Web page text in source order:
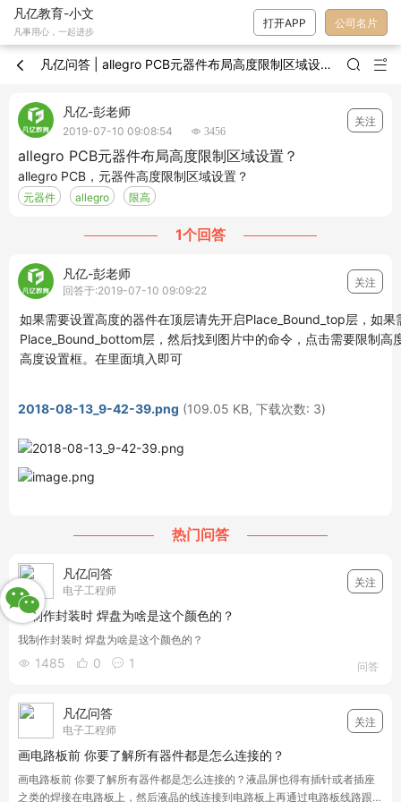
凡亿教育-小文
凡事用心，一起进步
打开APP 公司名片
 凡亿问答 | allegro PCB元器件布局高度限制区域设置？  
凡亿-彭老师
2019-07-10 09:08:54  3456
关注
allegro PCB元器件布局高度限制区域设置？
allegro PCB，元器件高度限制区域设置？
元器件 allegro 限高
1个回答
凡亿-彭老师
回答于:2019-07-10 09:09:22
关注
如果需要设置高度的器件在顶层请先开启Place_Bound_top层，如
Place_Bound_bottom层，然后找到图片中的命令，点击需要限制
高度设置框。在里面填入即可
2018-08-13_9-42-39.png (109.05 KB, 下载次数: 3)
热门问答
凡亿问答
电子工程师
关注
我制作封装时 焊盘为啥是这个颜色的？
我制作封装时 焊盘为啥是这个颜色的？
 1485  0  1 问答
凡亿问答
电子工程师
关注
画电路板前 你要了解所有器件都是怎么连接的？
画电路板前 你要了解所有器件都是怎么连接的？液晶屏也得有插针或者插座
之类的焊接在电路板上，然后液晶的线连接到电路板上再通过电路板线路跟单